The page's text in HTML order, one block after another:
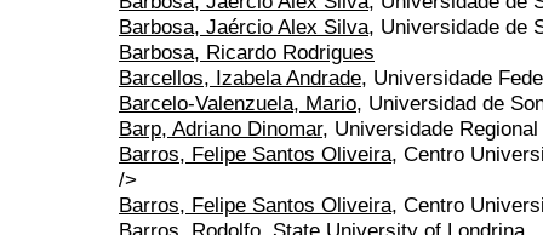
Barbosa, Jaércio Alex Silva, Universidade de
Barbosa, Ricardo Rodrigues
Barcellos, Izabela Andrade, Universidade
Barcelo-Valenzuela, Mario, Universidad de
Barp, Adriano Dinomar, Universidade
Barros, Felipe Santos Oliveira, Centro
/>
Barros, Felipe Santos Oliveira, Centro
Barros, Rodolfo, State University of Londrina